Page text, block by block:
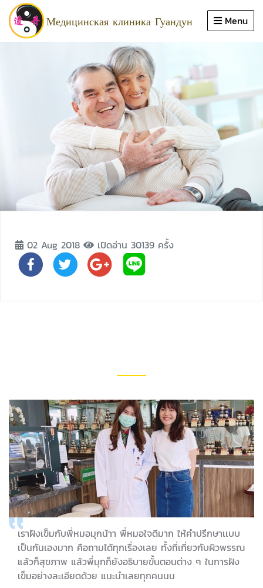
Медицинская клиника Гуандун Menu
Close
продвижение
области знаний
обслуживание
врач
обзор
статья
ประวัติคลินิก
02 Aug 2018 เปิดอ่าน 30139 ครั้ง
เราฝังเข็มกับพี่หมอมุกน้าา พี่หมอใจดีมาก ให้คำปรึกษาเเบบ
เป็นกันเองมาก คือถามได้ทุกเรื่องเลย ทั้งที่เกี่ยวกับผิวพรรณ
แล้วก็สุขภาพ แล้วพี่มุกก็ยังอธิบายขั้นตอนต่าง ๆ ในการฝัง
เข็มอย่างละเอียดด้วย แนะนำเลยทุกคนนน